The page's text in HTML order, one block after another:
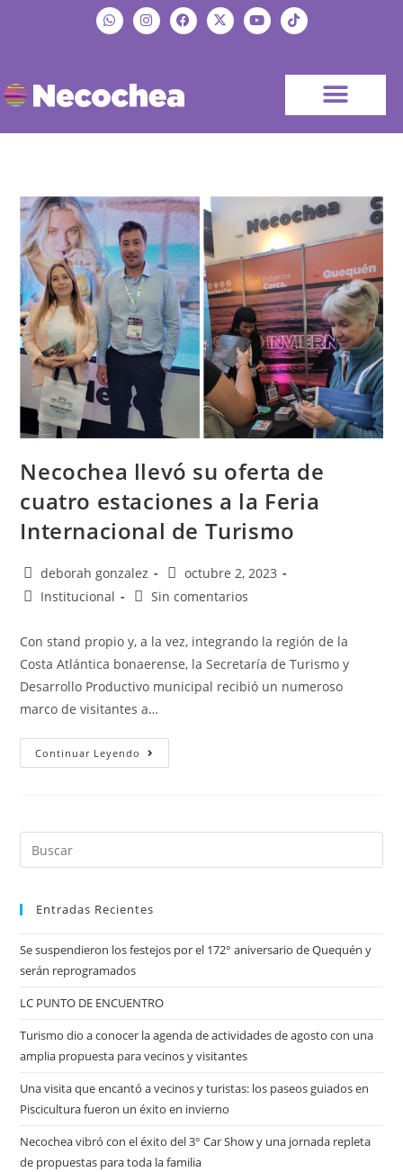
Necochea llevó su oferta de
cuatro estaciones a la Feria
Internacional de Turismo
deborah gonzalez
octubre 2, 2023
Institucional
Sin comentarios
Con stand propio y, a la vez, integrando la región de la
Costa Atlántica bonaerense, la Secretaría de Turismo y
Desarrollo Productivo municipal recibió un numeroso
marco de visitantes a…
Continuar Leyendo
Entradas Recientes
Se suspendieron los festejos por el 172° aniversario de Quequén y
serán reprogramados
LC PUNTO DE ENCUENTRO
Turismo dio a conocer la agenda de actividades de agosto con una
amplia propuesta para vecinos y visitantes
Una visita que encantó a vecinos y turistas: los paseos guiados en
Piscicultura fueron un éxito en invierno
Necochea vibró con el éxito del 3° Car Show y una jornada repleta
de propuestas para toda la familia